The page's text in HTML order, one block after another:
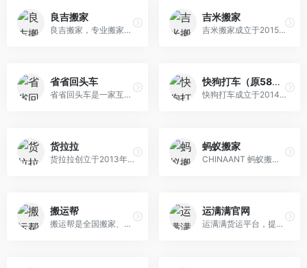
良吉搬家
良吉搬家，专业搬家，全国连锁，多年行业经验，是一家专注于：国际搬家、同城搬家，长途搬家，日式搬家，企业搬家，钢琴搬运，设备搬运、物流货运、工厂搬迁 等服务的搬家公司。
吉米搬家
吉米搬家成立于2015年，是深圳市吉米生活服务有限公司旗下互联网搬家品牌。为一二线城市上班族提供省心.不贵的搬家、租房、日常收纳整理等专业服务。
省省回头车
省省回头车是一家互联网车货匹配服务平台，为用户提供同城/跨城提货、送货、搬家等中短途货运服务。平台涵盖面包车到17.5米等10多种车型，下载APP一键叫车。
快狗打车（原58速运）
快狗打车成立于2014年，总部设在天津高新区，隶属于家集团，以“互联网+短途货运”为切入点的同城货运服务平台，致力于满足各类用户的同城货运需求。
货拉拉
货拉拉创立于2013年，成长于粤港澳大湾区，是一家从事同城/跨城货运、企业版物流服务、搬家、零担、跑腿、冷运、汽车租售及车后市场服务的互联网物流商城。
蚂蚁搬家
CHINAANT 蚂蚁搬家官方网站！搬家行业的领跑者，中国专业搬家连锁企业、中国专业的搬家服务提供商，提供精品搬家、居民搬家、涉外搬家、小件搬家、公司搬迁 等搬家服务，要搬家，找蚂蚁！蚂蚁虽小，服务更好
搬运帮
搬运帮是全国搬家、运货拉货、找搬运工APP平台，搬家货运用工一口价，好口碑！工人随时叫，货车就近派！ 搬东西运东西有保险、有发票、有优惠！搬运帮—搬好运，帮到底！
运满满官网
运满满货运平台，提供全国找货车拉货、找物流、整车零担、长途短途、冷藏冷链运输、配货等服务。有免费的车源信息、货源信息、物流信息，是省钱省心高效信息 查询和找货发货平台